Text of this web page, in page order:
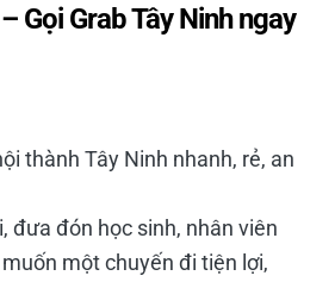
Gọi Grab Tây Ninh ngay
thành Tây Ninh nhanh, rẻ, an
đưa đón học sinh, nhân viên
một chuyến đi tiện lợi,